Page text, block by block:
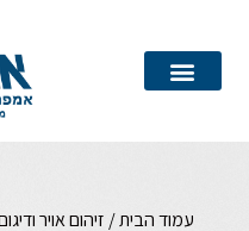
עמוד הבית/ זיהום אויר